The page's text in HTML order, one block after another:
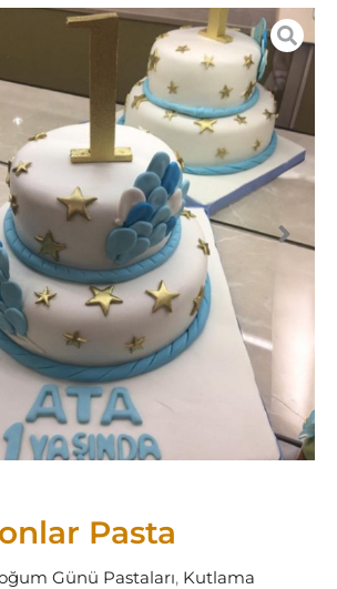
Pasta
Günü Pastaları, Kutlama